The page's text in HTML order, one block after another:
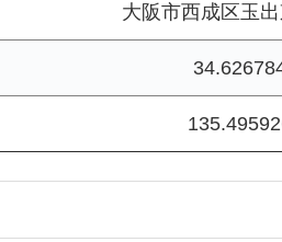
大阪市西成区玉